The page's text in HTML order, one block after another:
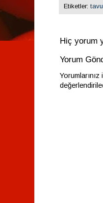
Etiketler:
Hiç yorum
Yorum